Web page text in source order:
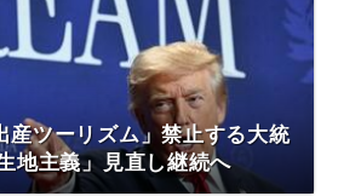
産ツーリズム」禁止する大統
地主義」見直し継続へ